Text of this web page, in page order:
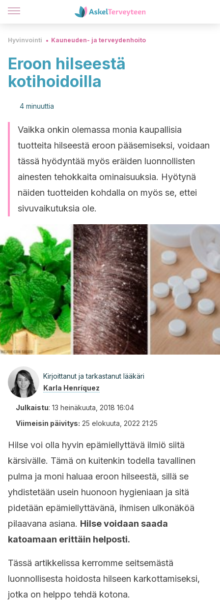
Hyvinvointi Kauneuden- ja terveydenhoito
Eroon hilseestä
kotihoidoilla
4 minuuttia
Vaikka onkin olemassa monia kaupallisia
tuotteita hilseestä eroon pääsemiseksi, voidaan
tässä hyödyntää myös eräiden luonnollisten
ainesten tehokkaita ominaisuuksia. Hyötynä
näiden tuotteiden kohdalla on myös se, ettei
sivuvaikutuksia ole.
Kirjoittanut ja tarkastanut lääkäri
Karla Henríquez
Julkaistu: 13 heinäkuuta, 2018 16:04
Viimeisin päivitys: 25 elokuuta, 2022 21:25
Hilse voi olla hyvin epämiellyttävä ilmiö siitä
kärsivälle. Tämä on kuitenkin todella tavallinen
pulma ja moni haluaa eroon hilseestä, sillä se
yhdistetään usein huonoon hygieniaan ja sitä
pidetään epämiellyttävänä, ihmisen ulkonäköä
pilaavana asiana. Hilse voidaan saada
katoamaan erittäin helposti.
Tässä artikkelissa kerromme seitsemästä
luonnollisesta hoidosta hilseen karkottamiseksi,
jotka on helppo tehdä kotona.